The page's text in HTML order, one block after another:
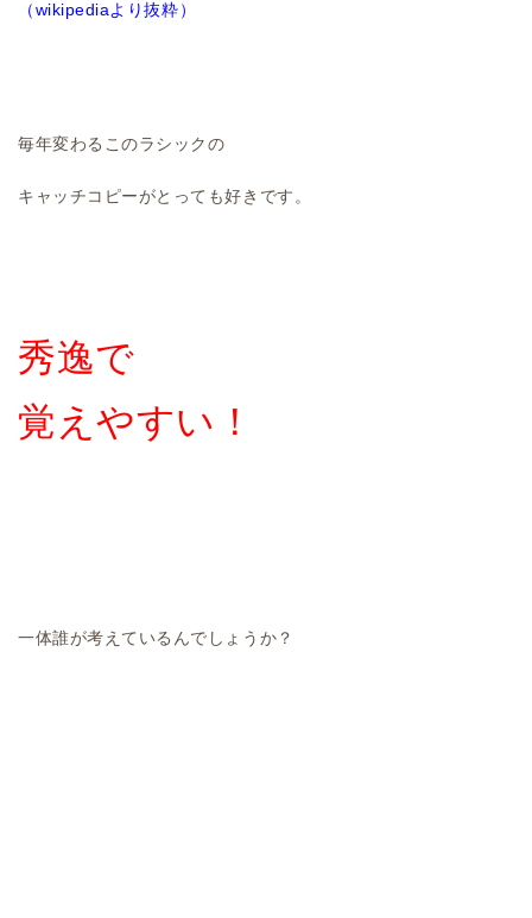
（wikipediaより抜粋）
毎年変わるこのラシックの
キャッチコピーがとっても好きです。
秀逸で
覚えやすい！
一体誰が考えているんでしょうか？